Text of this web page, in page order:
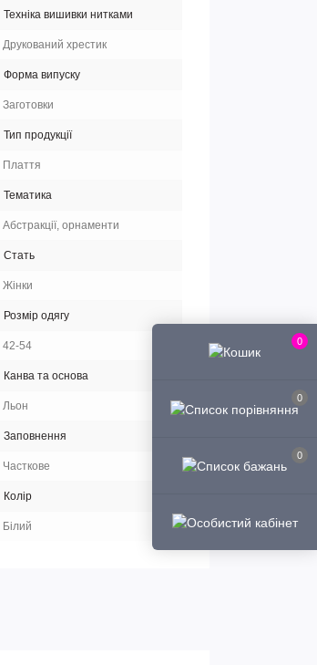
0
0
0
Техніка вишивки нитками
Друкований хрестик
Форма випуску
Заготовки
Тип продукції
Плаття
Тематика
Абстракції, орнаменти
Стать
Жінки
Розмір одягу
42-54
Канва та основа
Льон
Заповнення
Часткове
Колір
Білий